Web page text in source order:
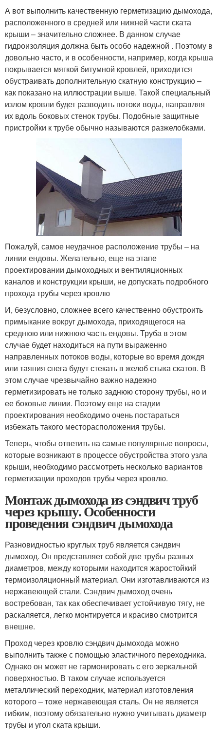
А вот выполнить качественную герметизацию дымохода,
расположенного в средней или нижней части ската
крыши – значительно сложнее. В данном случае
гидроизоляция должна быть особо надежной . Поэтому в
довольно часто, и в особенности, например, когда крыша
покрывается мягкой битумной кровлей, приходится
обустраивать дополнительную скатную конструкцию –
как показано на иллюстрации выше. Такой специальный
излом кровли будет разводить потоки воды, направляя
их вдоль боковых стенок трубы. Подобные защитные
пристройки к трубе обычно называются разжелобками.
Пожалуй, самое неудачное расположение трубы – на
линии ендовы. Желательно, еще на этапе
проектировании дымоходных и вентиляционных
каналов и конструкции крыши, не допускать подробного
прохода трубы через кровлю
И, безусловно, сложнее всего качественно обустроить
примыкание вокруг дымохода, приходящегося на
среднюю или нижнюю часть ендовы. Труба в этом
случае будет находиться на пути выраженно
направленных потоков воды, которые во время дождя
или таяния снега будут стекать в желоб стыка скатов. В
этом случае чрезвычайно важно надежно
герметизировать не только заднюю сторону трубы, но и
ее боковые линии. Поэтому еще на стадии
проектирования необходимо очень постараться
избежать такого месторасположения трубы.
Теперь, чтобы ответить на самые популярные вопросы,
которые возникают в процессе обустройства этого узла
крыши, необходимо рассмотреть несколько вариантов
герметизации проходов трубы через кровлю.
Монтаж дымохода из сэндвич труб
через крышу. Особенности
проведения сэндвич дымохода
Разновидностью круглых труб является сэндвич
дымоход. Он представляет собой две трубы разных
диаметров, между которыми находится жаростойкий
термоизоляционный материал. Они изготавливаются из
нержавеющей стали. Сэндвич дымоход очень
востребован, так как обеспечивает устойчивую тягу, не
раскаляется, легко монтируется и красиво смотрится
внешне.
Проход через кровлю сэндвич дымохода можно
выполнить также с помощью эластичного переходника.
Однако он может не гармонировать с его зеркальной
поверхностью. В таком случае используется
металлический переходник, материал изготовления
которого – тоже нержавеющая сталь. Он не является
гибким, поэтому обязательно нужно учитывать диаметр
трубы и угол ската крыши.